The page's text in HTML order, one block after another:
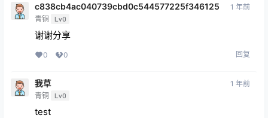
c838cb4ac040739cbd0c544577225f346125
青铜 Lv0
1 年前
谢谢分享
0 0 回复
我草
青铜 Lv0
1 年前
test